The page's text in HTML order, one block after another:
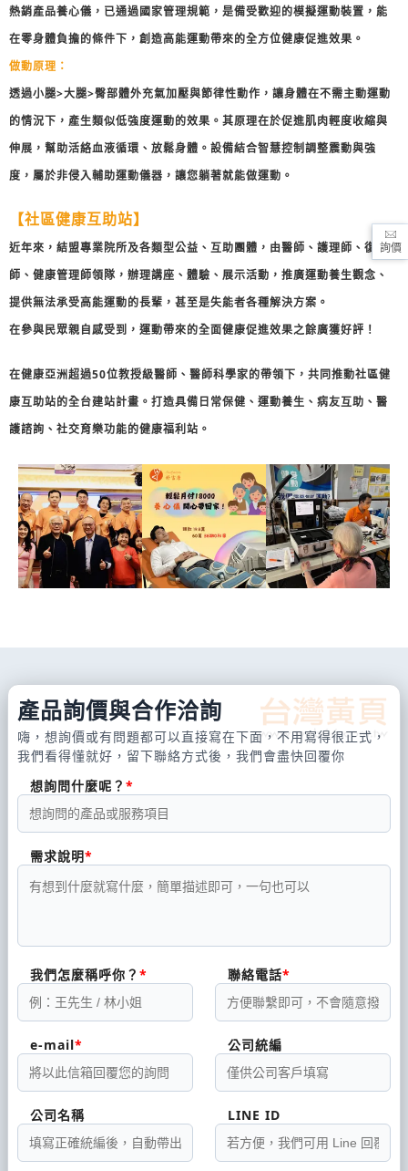
熱銷產品養心儀，已通過國家管理規範，是備受歡迎的模擬運動裝置，能
在零身體負擔的條件下，創造高能運動帶來的全方位健康促進效果。
做動原理：
透過小腿>大腿>臀部體外充氣加壓與節律性動作，讓身體在不需主動運動
的情況下，產生類似低強度運動的效果。其原理在於促進肌肉輕度收縮與
伸展，幫助活絡血液循環、放鬆身體。設備結合智慧控制調整震動與強
度，屬於非侵入輔助運動儀器，讓您躺著就能做運動。
【社區健康互助站】
近年來，結盟專業院所及各類型公益、互助團體，由醫師、護理師、復健
師、健康管理師領隊，辦理講座、體驗、展示活動，推廣運動養生觀念、
提供無法承受高能運動的長輩，甚至是失能者各種解決方案。
在參與民眾親自感受到，運動帶來的全面健康促進效果之餘廣獲好評！
在健康亞洲超過50位教授級醫師、醫師科學家的帶領下，共同推動社區健
康互助站的全台建站計畫。打造具備日常保健、運動養生、病友互助、醫
護諮詢、社交育樂功能的健康福利站。
產品詢價與合作洽詢
嗨，想詢價或有問題都可以直接寫在下面，不用寫得很正式，
我們看得懂就好，留下聯絡方式後，我們會盡快回覆你
想詢問什麼呢？
需求說明
我們怎麼稱呼你？ 聯絡電話
e-mail 公司統編
公司名稱 LINE ID
詢價